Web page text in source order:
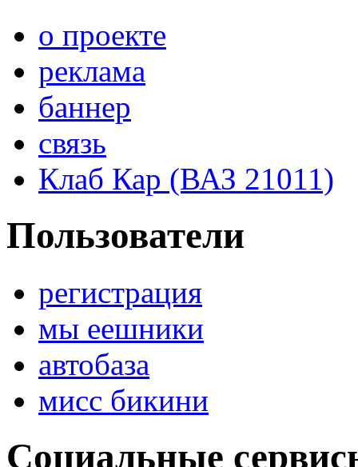
о проекте
реклама
баннер
связь
Клаб Кар (ВАЗ 21011)
Пользователи
регистрация
мы еешники
автобаза
мисс бикини
Социальные